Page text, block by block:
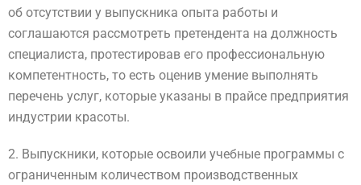
об отсутствии у выпускника опыта работы и
соглашаются рассмотреть претендента на должность
специалиста, протестировав его профессиональную
компетентность, то есть оценив умение выполнять
перечень услуг, которые указаны в прайсе предприятия
индустрии красоты.
2. Выпускники, которые освоили учебные программы с
ограниченным количеством производственных